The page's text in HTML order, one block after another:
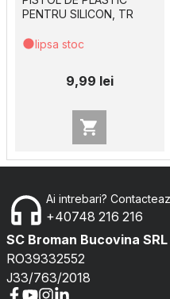
PENTRU SILICON, TR
lipsa stoc
9,99 lei
Ai intrebari?
+40748 216 216
SC Broman Bucovina SRL
RO39332552
J33/763/2018